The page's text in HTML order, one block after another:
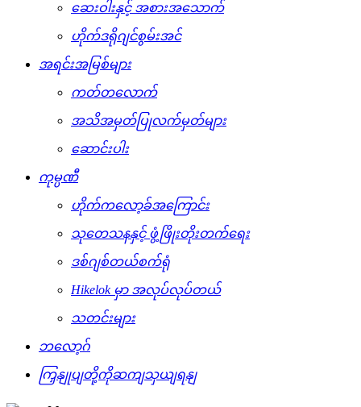
ဆေးဝါးနှင့် အစားအသောက်
ဟိုက်ဒရိုဂျင်စွမ်းအင်
အရင်းအမြစ်များ
ကတ်တလောက်
အသိအမှတ်ပြုလက်မှတ်များ
ဆောင်းပါး
ကုမ္ပဏီ
ဟိုက်ကလော့ခ်အကြောင်း
သုတေသနနှင့် ဖွံ့ဖြိုးတိုးတက်ရေး
ဒစ်ဂျစ်တယ်စက်ရုံ
Hikelok မှာ အလုပ်လုပ်တယ်
သတင်းများ
ဘလော့ဂ်
ကြှနျုပျတို့ကိုဆကျသှယျရနျ